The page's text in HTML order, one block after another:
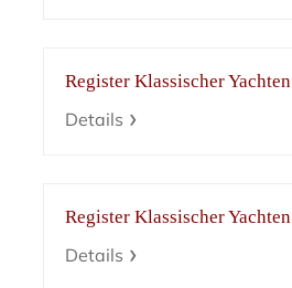
Register Klassischer Yachten
Details
Register Klassischer Yachten
Details